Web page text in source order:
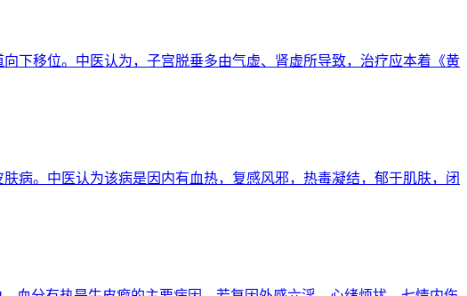
下移位。中医认为，子宫脱垂多由气虚、肾虚所导致，治疗应本着《黄
病。中医认为该病是因内有血热，复感风邪，热毒凝结，郁于肌肤，闭